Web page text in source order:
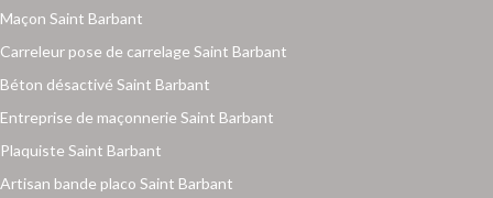
Maçon Saint Barbant
Carreleur pose de carrelage Saint Barbant
Béton désactivé Saint Barbant
Entreprise de maçonnerie Saint Barbant
Plaquiste Saint Barbant
Artisan bande placo Saint Barbant